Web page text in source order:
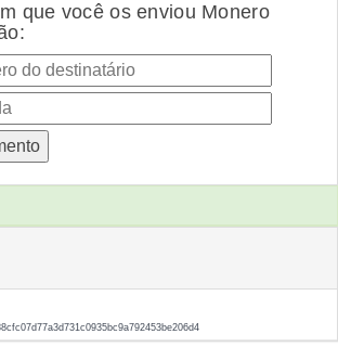
que você os enviou Monero